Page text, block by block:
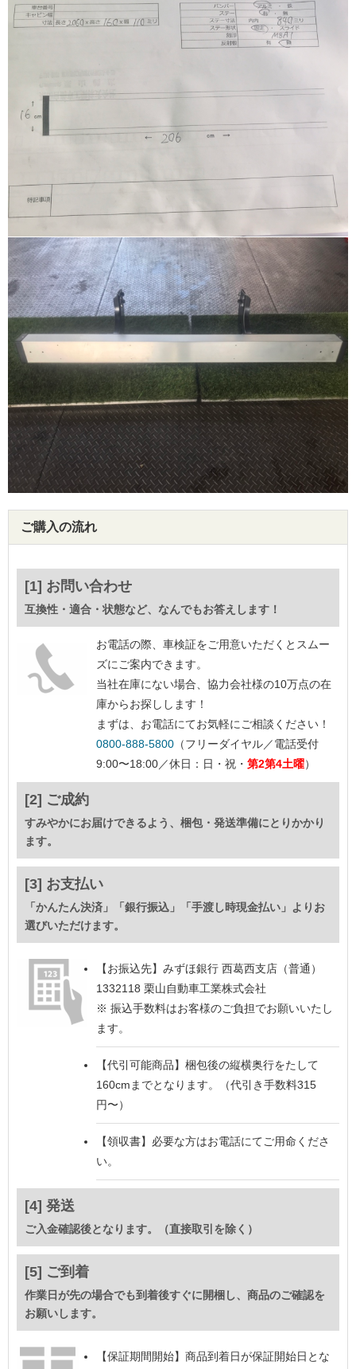
ご購入の流れ
[1] お問い合わせ
互換性・適合・状態など、なんでもお答えします！
お電話の際、車検証をご用意いただくとスムー
ズにご案内できます。
当社在庫にない場合、協力会社様の10万点の在
庫からお探しします！
まずは、お電話にてお気軽にご相談ください！
0800-888-5800 （フリーダイヤル／電話受付
9:00〜18:00／休日：日・祝・ 第2第4土曜）
[2] ご成約
すみやかにお届けできるよう、梱包・発送準備にとりかかり
ます。
[3] お支払い
「かんたん決済」「銀行振込」「手渡し時現金払い」よりお
選びいただけます。
【お振込先】 みずほ銀行 西葛西支店（普通）
1332118 栗山自動車工業株式会社
※ 振込手数料はお客様のご負担でお願いいたし
ます。
【代引可能商品】 梱包後の縦横奥行をたして
160cmまでとなります。（代引き手数料315
円〜）
【領収書】 必要な方はお電話にてご用命くださ
い。
[4] 発送
ご入金確認後となります。（直接取引を除く）
[5] ご到着
作業日が先の場合でも到着後すぐに開梱し、商品のご確認を
お願いします。
【保証期間開始】 商品到着日が保証開始日とな